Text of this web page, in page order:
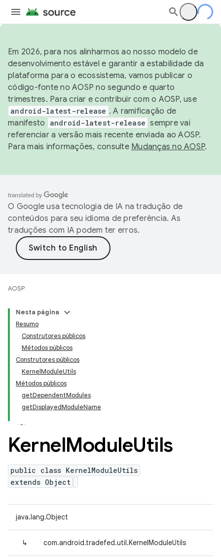
Em 2026, para nos alinharmos ao nosso modelo de
desenvolvimento estável e garantir a estabilidade da
plataforma para o ecossistema, vamos publicar o
código-fonte no AOSP no segundo e quarto
trimestres. Para criar e contribuir com o AOSP, use
android-latest-release . A ramificação de
manifesto
android-latest-release sempre vai
referenciar a versão mais recente enviada ao AOSP.
Para mais informações, consulte Mudanças no AOSP.
O Google usa tecnologia de IA na tradução de
conteúdos para seu idioma de preferência. As
traduções com IA podem ter erros.
AOSP
Nesta página
Resumo
Construtores públicos
Métodos públicos
Construtores públicos
KernelModuleUtils
Métodos públicos
getDependentModules
getDisplayedModuleName
KernelModuleUtils
public class KernelModuleUtils
extends Object
java.lang.Object
↳ com.android.tradefed.util.KernelModuleUtils